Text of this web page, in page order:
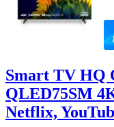
Smart TV HQ
QLED75SM
Netflix,